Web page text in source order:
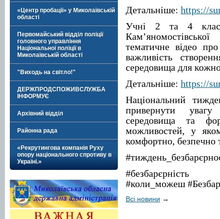
«Центр пробації» у Миколаївській
області
Первомайський відділ поліції
головного управління
Національної поліції в
Миколаївській області
"Виходь на світло!"
ДЕРЖПРОДСПОЖИВСЛУЖБА
ІНФОРМУЄ
Архівний відділ
Районна рада
«Рекрутингова компанія Руху
опору національного спротиву в
Україні.»
Детальніше: https://
Учні 2 та 4 класів
тематичне відео
важливість
середовища для
Детальніше: https://
Національний
привернути
середовища та
можливостей, у
комфортно, безпечно
#коли_можеш
Всі новини →